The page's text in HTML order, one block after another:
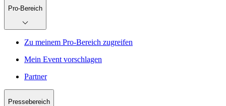
Pro-Bereich
Zu meinem Pro-Bereich zugreifen
Mein Event vorschlagen
Partner
Pressebereich